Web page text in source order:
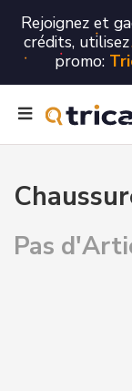
Rejoignez et
crédits,
promo:
Pas